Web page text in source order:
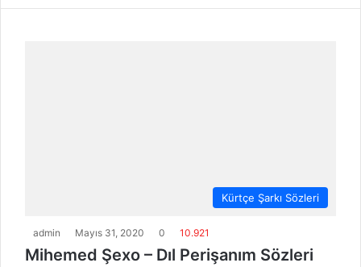
Kürtçe Şarkı Sözleri
admin Mayıs 31, 2020 0 10.921
Mihemed Şexo – Dıl Perişanım Sözleri